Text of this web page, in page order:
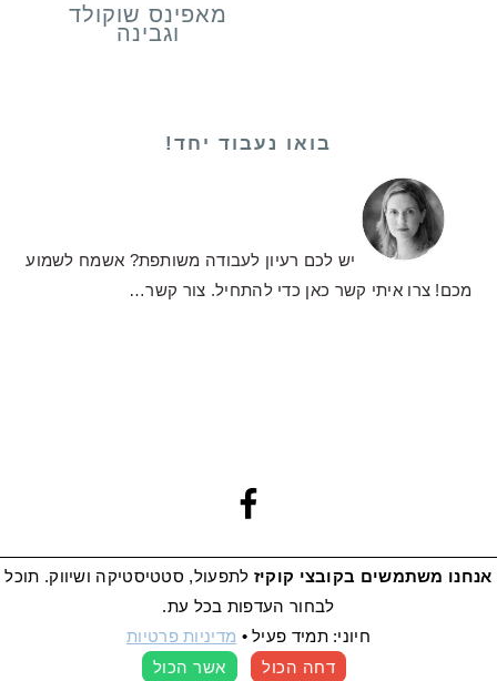
מאפינס שוקולד
וגבינה
בואו נעבוד יחד!
יש לכם רעיון לעבודה משותפת? אשמח לשמוע
מכם! צרו איתי קשר כאן כדי להתחיל. צור קשר…
מדיניות פרטיות| הצהרת נגישות
BRUNCH PRO THEME
הקמת אתרי וורדפרס
אנחנו משתמשים בקובצי קוקיז לתפעול, סטטיסטיקה ושיווק. תוכל
לבחור העדפות בכל עת.
חיוני: תמיד פעיל• מדיניות פרטיות
דחה הכול
אשר הכול